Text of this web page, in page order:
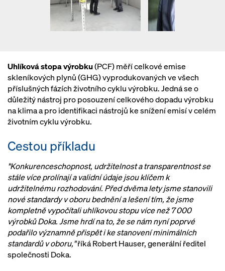
Uhlíková stopa výrobku(PCF) měří celkové emise
skleníkových plynů (GHG) vyprodukovaných ve všech
příslušných fázích životního cyklu výrobku. Jedná se o
důležitý nástroj pro posouzení celkového dopadu výrobku
na klima a pro identifikaci nástrojů ke snížení emisí v celém
životním cyklu výrobku.
Cestou příkladu
"Konkurenceschopnost, udržitelnost a transparentnost se
stále více prolínají a validní údaje jsou klíčem k
udržitelnému rozhodování. Před dvěma lety jsme stanovili
nové standardy v oboru bednění a lešení tím, že jsme
kompletně vypočítali uhlíkovou stopu více než 7 000
výrobků Doka. Jsme hrdí na to, že se nám nyní poprvé
podařilo významně přispět i ke stanovení minimálních
standardů v oboru,"říká Robert Hauser, generální ředitel
společnosti Doka.